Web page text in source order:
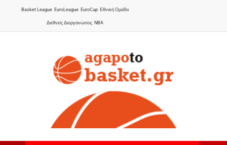
Basket League EuroLeague EuroCup Εθνική Ομάδα
Διεθνείς Διοργανώσεις NBA